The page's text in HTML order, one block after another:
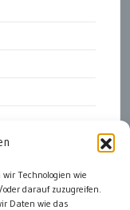
Technologien wie
darauf zuzugreifen.
Daten wie das